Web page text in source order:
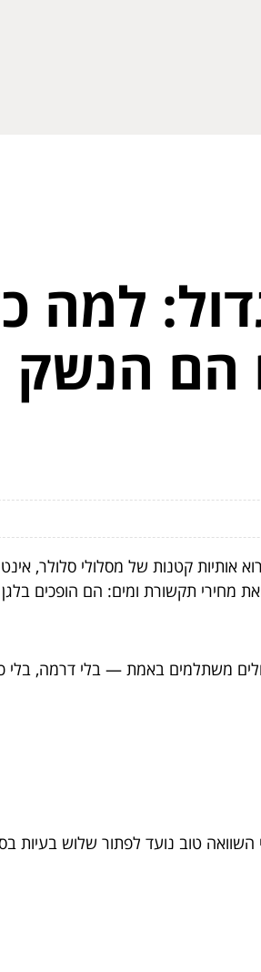
למה
הם הנשק
קטנות של מסלולי סלולר,
מחירי תקשורת ומים: הם הופכים
משתלמים באמת — בלי דרמה, בלי
טוב נועד לפתור שלוש בעיות